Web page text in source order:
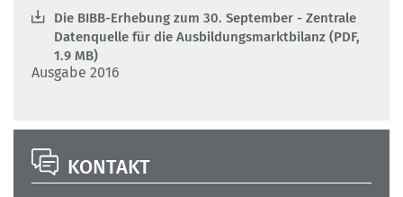
Die BIBB-Erhebung zum 30. September - Zentrale
Datenquelle für die Ausbildungsmarktbilanz (PDF,
1.9 MB)
Ausgabe 2016
KONTAKT